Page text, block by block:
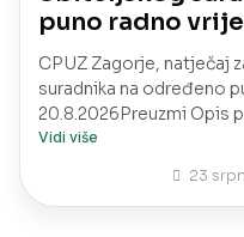
puno radno
CPUZ Zagorje, natječaj
suradnika na određeno
20.8.2026Preuzmi Opis
Vidi više
23